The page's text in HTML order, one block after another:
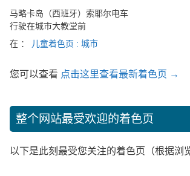
马略卡岛（西班牙）索耶尔电车
行驶在城市大教堂前
在 ：
儿童着色页 : 城市
您可以查看 点击这里查看最新着色页 →
整个网站最受欢迎的着色页
以下是此刻最受您关注的着色页（根据浏